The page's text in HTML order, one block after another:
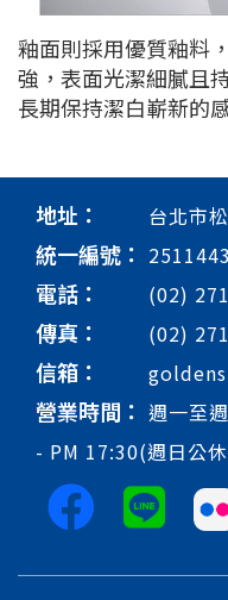
釉面則採用優質釉料
強，表面光潔細膩且
長期保持潔白嶄新的
地址： 台北市
統一編號：
電話： (02)
傳真： (02)
信箱：
營業時間： 週一至
- PM 17:30(週日公